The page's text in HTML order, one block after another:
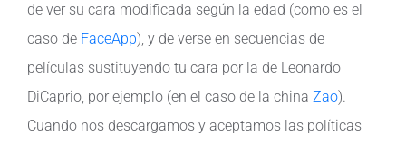
de ver su cara modificada según la edad (como es el
caso de FaceApp), y de verse en secuencias de
películas sustituyendo tu cara por la de Leonardo
DiCaprio, por ejemplo (en el caso de la china Zao).
Cuando nos descargamos y aceptamos las políticas